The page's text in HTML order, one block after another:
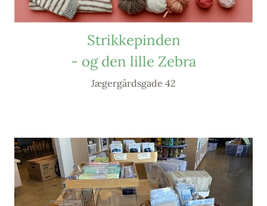
Strikkepinden
- og den lille Zebra
Jægergårdsgade 42